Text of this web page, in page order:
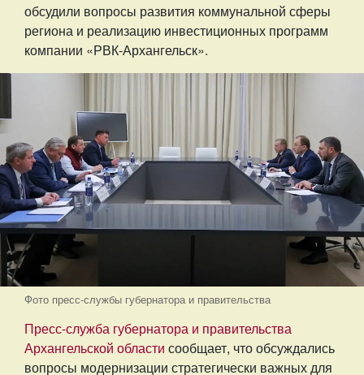
обсудили вопросы развития коммунальной сферы
региона и реализацию инвестиционных программ
компании «РВК-Архангельск».
Фото пресс-службы губернатора и правительства
Пресс-служба губернатора и правительства
Архангельской области сообщает, что обсуждались
вопросы модернизации стратегически важных для